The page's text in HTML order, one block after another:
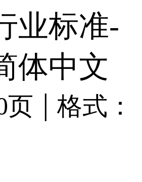
业标准-
体中文
页 | 格式：